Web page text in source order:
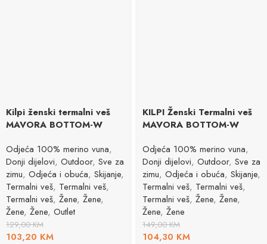
Kilpi ženski termalni veš
MAVORA BOTTOM-W
Odjeća 100% merino vuna,
Donji dijelovi, Outdoor, Sve za
zimu, Odjeća i obuća, Skijanje,
Termalni veš, Termalni veš,
Termalni veš, Žene, Žene,
Žene, Žene, Outlet
129,00KM
103,20 KM
KILPI Ženski Termalni veš
MAVORA BOTTOM-W
Odjeća 100% merino vuna,
Donji dijelovi, Outdoor, Sve za
zimu, Odjeća i obuća, Skijanje,
Termalni veš, Termalni veš,
Termalni veš, Žene, Žene,
Žene, Žene
149,00KM
104,30 KM